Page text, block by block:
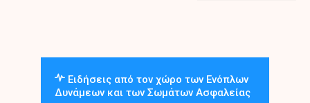
Ειδήσεις από τον χώρο των Ενόπλων
Δυνάμεων και των Σωμάτων Ασφαλείας